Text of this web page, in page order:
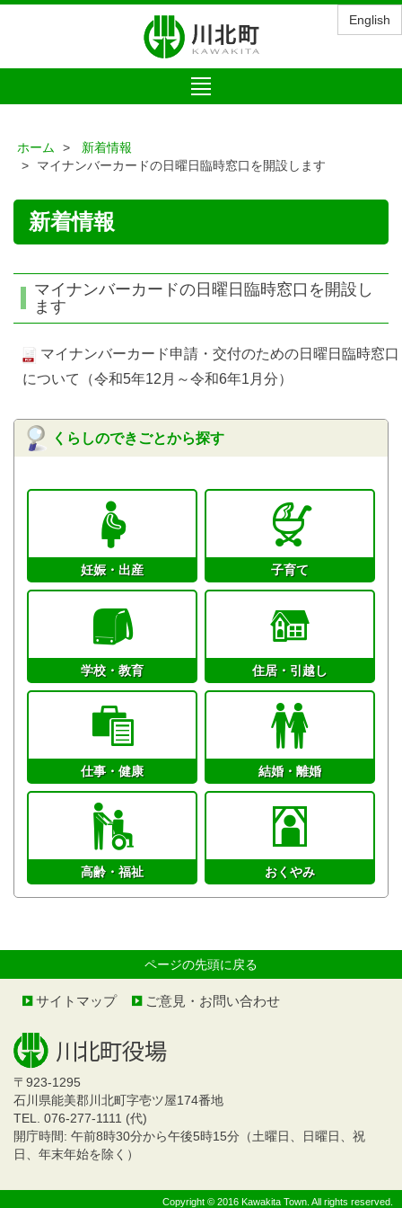
English
Toggle
navigation
ホーム
新着情報
マイナンバーカードの日曜日臨時窓口を開設します
新着情報
マイナンバーカードの日曜日臨時窓口を開設し
ます
マイナンバーカード申請・交付のための日曜日臨時窓口
について（令和5年12月～令和6年1月分）
くらしのできごとから探す
妊娠・出産 子育て
学校・教育 住居・引越し
仕事・健康 結婚・離婚
高齢・福祉 おくやみ
ページの先頭に戻る
サイトマップ ご意見・お問い合わせ
〒923-1295
石川県能美郡川北町字壱ツ屋174番地
TEL. 076-277-1111 (代)
開庁時間: 午前8時30分から午後5時15分（土曜日、日曜日、祝
日、年末年始を除く）
Copyright © 2016 Kawakita Town. All rights reserved.